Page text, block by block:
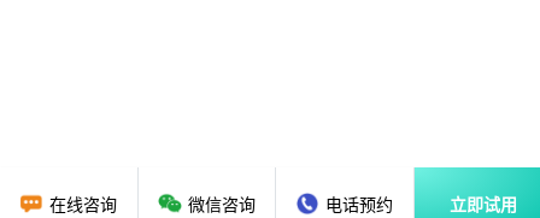
在线咨询 微信咨询 电话预约 立即试用